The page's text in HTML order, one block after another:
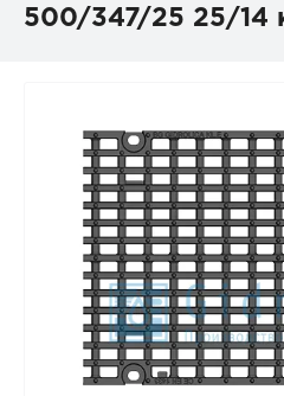
500/347/25 25/14